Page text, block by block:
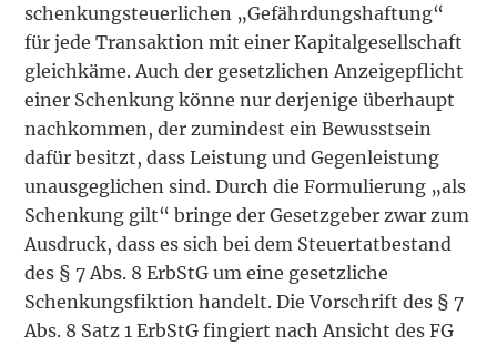
schenkungsteuerlichen „Gefährdungshaftung“
für jede Transaktion mit einer Kapitalgesellschaft
gleichkäme. Auch der gesetzlichen Anzeigepflicht
einer Schenkung könne nur derjenige überhaupt
nachkommen, der zumindest ein Bewusstsein
dafür besitzt, dass Leistung und Gegenleistung
unausgeglichen sind. Durch die Formulierung „als
Schenkung gilt“ bringe der Gesetzgeber zwar zum
Ausdruck, dass es sich bei dem Steuertatbestand
des § 7 Abs. 8 ErbStG um eine gesetzliche
Schenkungsfiktion handelt. Die Vorschrift des § 7
Abs. 8 Satz 1 ErbStG fingiert nach Ansicht des FG